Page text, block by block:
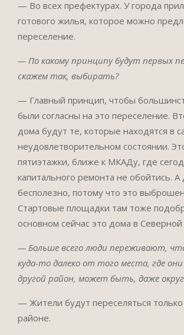
— Во всех префектурах. У города
готового жилья, которое можно
переселение.
— По какому принципу будут первых
скажем так, выбирать?
— Главный принцип, чтобы
были согласны на это переселение.
дома будут те, которые находятся в
неудовлетворительном состоянии.
пятиэтажки, ближе к МКАДу, где
капитального ремонта не обойтись. А
бесполезно, потому что это
Стартовые площадки там тоже
основном сейчас это дома в
— Больше всего люди переживают,
куда-то далеко от того места, где
другой район, может быть, даже
— Жители будут переселяться
районе.